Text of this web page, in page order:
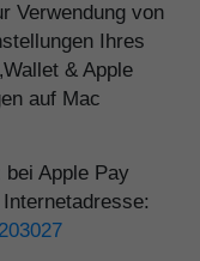
Verwendung von
Ihres
& Apple
auf Mac
Apple Pay